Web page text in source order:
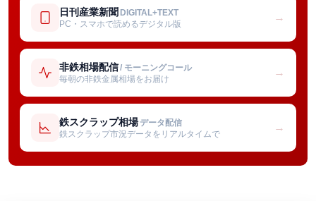
日刊産業新聞 DIGITAL+TEXT
PC・スマホで読めるデジタル版
→
非鉄相場配信/ モーニングコール
毎朝の非鉄金属相場をお届け
→
鉄スクラップ相場 データ配信
鉄スクラップ市況データをリアルタイムで
→